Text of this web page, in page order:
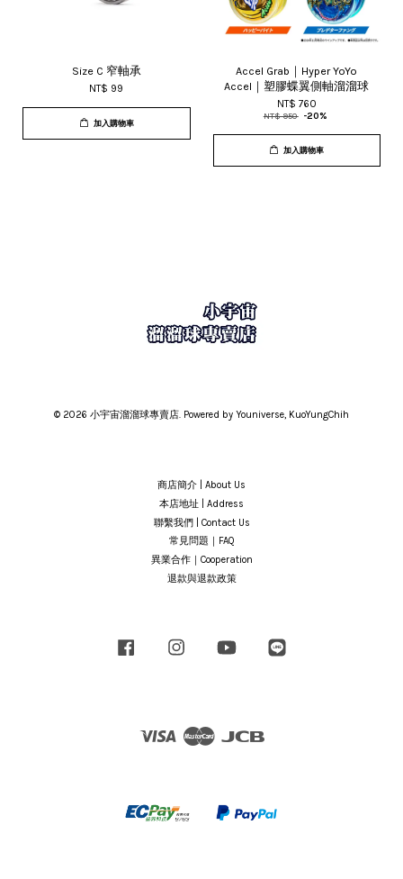
Size C 窄軸承
NT$ 99
加入購物車
Accel Grab｜Hyper YoYo
Accel｜塑膠蝶翼側軸溜溜球
NT$ 760
NT$ 950 -20%
加入購物車
© 2026 小宇宙溜溜球專賣店. Powered by Youniverse, KuoYungChih
商店簡介 | About Us
本店地址 | Address
聯繫我們 | Contact Us
常見問題｜FAQ
異業合作｜Cooperation
退款與退款政策
Facebook Instagram YouTube
Visa Master